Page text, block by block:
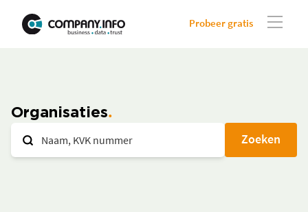
Probeer gratis
Organisaties
Zoeken